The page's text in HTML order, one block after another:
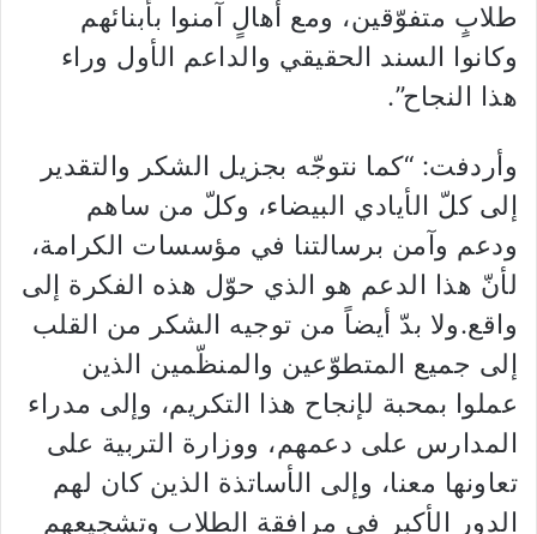
طلابٍ متفوّقين، ومع أهالٍ آمنوا بأبنائهم
وكانوا السند الحقيقي والداعم الأول وراء
هذا النجاح”.
وأردفت: “كما نتوجّه بجزيل الشكر والتقدير
إلى كلّ الأيادي البيضاء، وكلّ من ساهم
ودعم وآمن برسالتنا في مؤسسات الكرامة،
لأنّ هذا الدعم هو الذي حوّل هذه الفكرة إلى
واقع.ولا بدّ أيضاً من توجيه الشكر من القلب
إلى جميع المتطوّعين والمنظّمين الذين
عملوا بمحبة لإنجاح هذا التكريم، وإلى مدراء
المدارس على دعمهم، ووزارة التربية على
تعاونها معنا، وإلى الأساتذة الذين كان لهم
الدور الأكبر في مرافقة الطلاب وتشجيعهم